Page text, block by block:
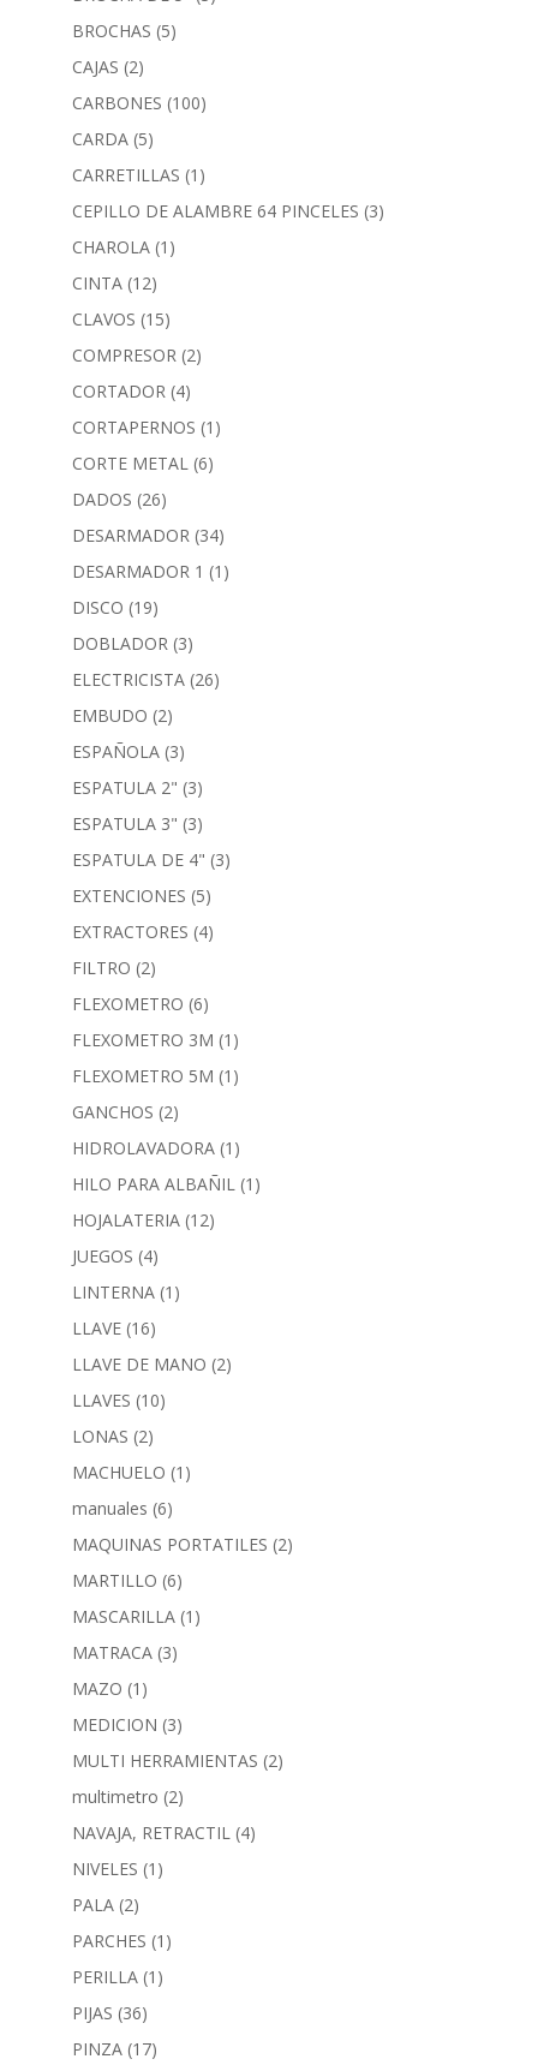
BROCHAS (5)
CAJAS (2)
CARBONES (100)
CARDA (5)
CARRETILLAS (1)
CEPILLO DE ALAMBRE 64 PINCELES (3)
CHAROLA (1)
CINTA (12)
CLAVOS (15)
COMPRESOR (2)
CORTADOR (4)
CORTAPERNOS (1)
CORTE METAL (6)
DADOS (26)
DESARMADOR (34)
DESARMADOR 1 (1)
DISCO (19)
DOBLADOR (3)
ELECTRICISTA (26)
EMBUDO (2)
ESPAÑOLA (3)
ESPATULA 2" (3)
ESPATULA 3" (3)
ESPATULA DE 4" (3)
EXTENCIONES (5)
EXTRACTORES (4)
FILTRO (2)
FLEXOMETRO (6)
FLEXOMETRO 3M (1)
FLEXOMETRO 5M (1)
GANCHOS (2)
HIDROLAVADORA (1)
HILO PARA ALBAÑIL (1)
HOJALATERIA (12)
JUEGOS (4)
LINTERNA (1)
LLAVE (16)
LLAVE DE MANO (2)
LLAVES (10)
LONAS (2)
MACHUELO (1)
manuales (6)
MAQUINAS PORTATILES (2)
MARTILLO (6)
MASCARILLA (1)
MATRACA (3)
MAZO (1)
MEDICION (3)
MULTI HERRAMIENTAS (2)
multimetro (2)
NAVAJA, RETRACTIL (4)
NIVELES (1)
PALA (2)
PARCHES (1)
PERILLA (1)
PIJAS (36)
PINZA (17)